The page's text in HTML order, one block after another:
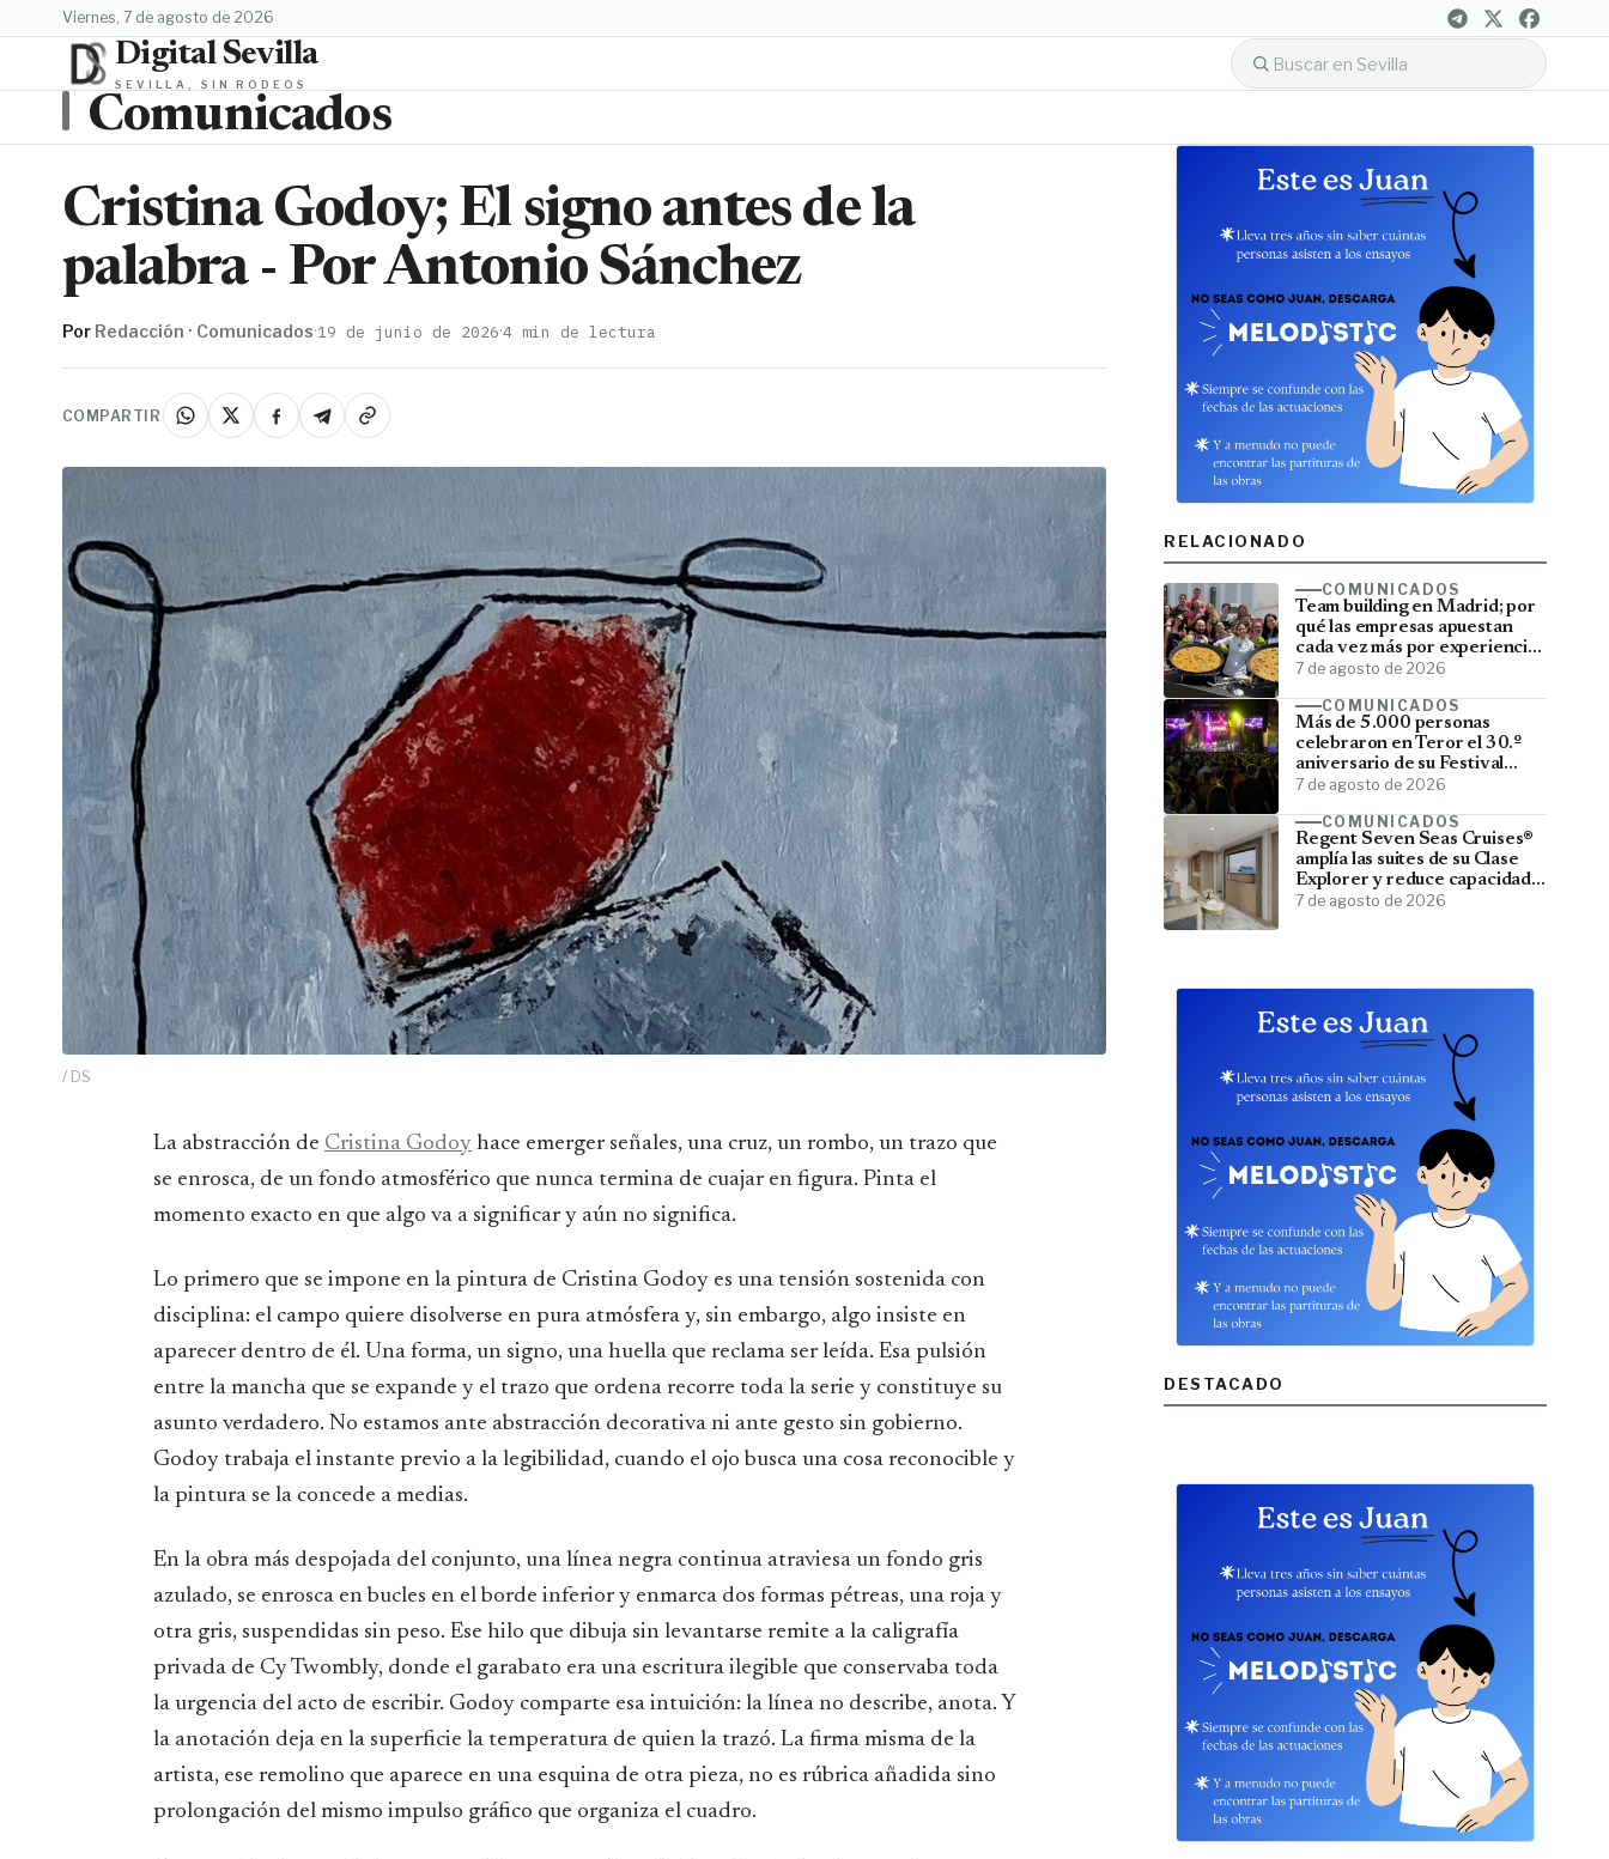
viernes, 7 de agosto de 2026
Digital Sevilla
SEVILLA, SIN RODEOS
Comunicados
Cristina Godoy; El signo antes de la
palabra - Por Antonio Sánchez
Por Redacción · Comunicados·19 de junio de 2026·4 min de lectura
COMPARTIR
/ DS
La abstracción de Cristina Godoy hace emerger señales, una cruz, un rombo, un trazo que
se enrosca, de un fondo atmosférico que nunca termina de cuajar en figura. Pinta el
momento exacto en que algo va a significar y aún no significa.
Lo primero que se impone en la pintura de Cristina Godoy es una tensión sostenida con
disciplina: el campo quiere disolverse en pura atmósfera y, sin embargo, algo insiste en
aparecer dentro de él. Una forma, un signo, una huella que reclama ser leída. Esa pulsión
entre la mancha que se expande y el trazo que ordena recorre toda la serie y constituye su
asunto verdadero. No estamos ante abstracción decorativa ni ante gesto sin gobierno.
Godoy trabaja el instante previo a la legibilidad, cuando el ojo busca una cosa reconocible y
la pintura se la concede a medias.
En la obra más despojada del conjunto, una línea negra continua atraviesa un fondo gris
azulado, se enrosca en bucles en el borde inferior y enmarca dos formas pétreas, una roja y
otra gris, suspendidas sin peso. Ese hilo que dibuja sin levantarse remite a la caligrafía
privada de Cy Twombly, donde el garabato era una escritura ilegible que conservaba toda
la urgencia del acto de escribir. Godoy comparte esa intuición: la línea no describe, anota. Y
la anotación deja en la superficie la temperatura de quien la trazó. La firma misma de la
artista, ese remolino que aparece en una esquina de otra pieza, no es rúbrica añadida sino
prolongación del mismo impulso gráfico que organiza el cuadro.
RELACIONADO
COMUNICADOS
Team building en Madrid; por
qué las empresas apuestan
cada vez más por experiencias
que fortalecen sus equipos
7 de agosto de 2026
COMUNICADOS
Más de 5.000 personas
celebraron en Teror el 30.º
aniversario de su Festival
Latino
7 de agosto de 2026
COMUNICADOS
Regent Seven Seas Cruises®
amplía las suites de su Clase
Explorer y reduce capacidad;
menos pasajeros, más espacio
7 de agosto de 2026
DESTACADO